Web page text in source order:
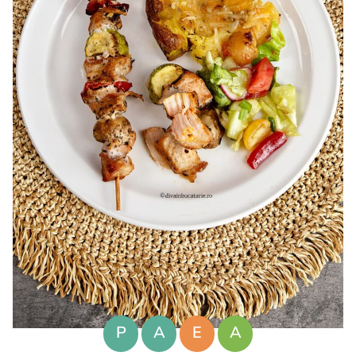
P A E
A